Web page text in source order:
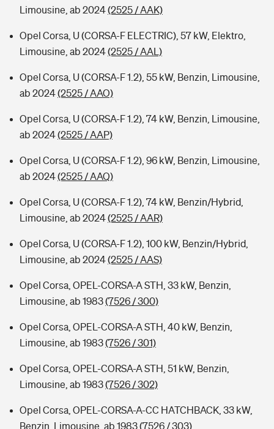
Limousine, ab 2024(2525 / AAK)
Opel Corsa, U (CORSA-F ELECTRIC), 57 kW, Elektro,
Limousine, ab 2024(2525 / AAL)
Opel Corsa, U (CORSA-F 1.2), 55 kW, Benzin, Limousine,
ab 2024(2525 / AAO)
Opel Corsa, U (CORSA-F 1.2), 74 kW, Benzin, Limousine,
ab 2024(2525 / AAP)
Opel Corsa, U (CORSA-F 1.2), 96 kW, Benzin, Limousine,
ab 2024(2525 / AAQ)
Opel Corsa, U (CORSA-F 1.2), 74 kW, Benzin/Hybrid,
Limousine, ab 2024(2525 / AAR)
Opel Corsa, U (CORSA-F 1.2), 100 kW, Benzin/Hybrid,
Limousine, ab 2024(2525 / AAS)
Opel Corsa, OPEL-CORSA-A STH, 33 kW, Benzin,
Limousine, ab 1983(7526 / 300)
Opel Corsa, OPEL-CORSA-A STH, 40 kW, Benzin,
Limousine, ab 1983(7526 / 301)
Opel Corsa, OPEL-CORSA-A STH, 51 kW, Benzin,
Limousine, ab 1983(7526 / 302)
Opel Corsa, OPEL-CORSA-A-CC HATCHBACK, 33 kW,
Benzin, Limousine, ab 1983(7526 / 303)